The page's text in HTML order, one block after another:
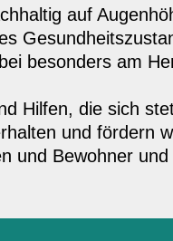
auf
besonders am
Hilfen, die sich
und fördern
und Bewohner und